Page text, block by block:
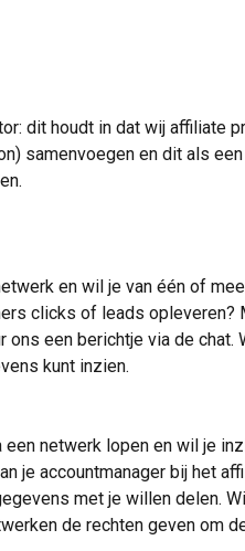
dit houdt in dat wij affiliate
samenvoegen en dit als
en wil je van één of
clicks of leads opleveren?
ons een berichtje via de chat.
kunt inzien.
een netwerk lopen en wil je
je accountmanager bij het
met je willen delen.
de rechten geven om